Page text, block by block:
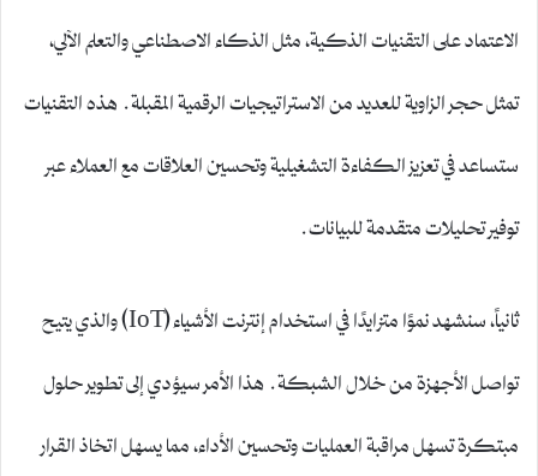
الاعتماد على التقنيات الذكية، مثل الذكاء الاصطناعي والتعلم الآلي،
تمثل حجر الزاوية للعديد من الاستراتيجيات الرقمية المقبلة. هذه التقنيات
ستساعد في تعزيز الكفاءة التشغيلية وتحسين العلاقات مع العملاء عبر
توفير تحليلات متقدمة للبيانات.
ثانياً، سنشهد نموًا متزايدًا في استخدام إنترنت الأشياء (IoT) والذي يتيح
تواصل الأجهزة من خلال الشبكة. هذا الأمر سيؤدي إلى تطوير حلول
مبتكرة تسهل مراقبة العمليات وتحسين الأداء، مما يسهل اتخاذ القرار